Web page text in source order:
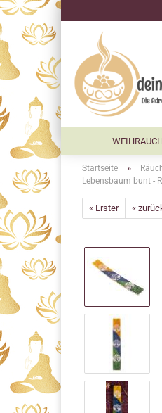
Startseite »
Lebensbaum bunt -
« Erster «